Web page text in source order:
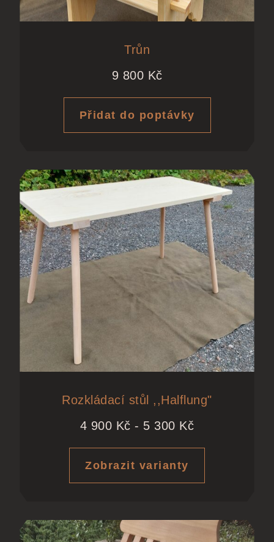
Trůn
9 800 Kč
Přidat do poptávky
Rozkládací stůl ,,Halflung"
4 900 Kč - 5 300 Kč
Zobrazit varianty